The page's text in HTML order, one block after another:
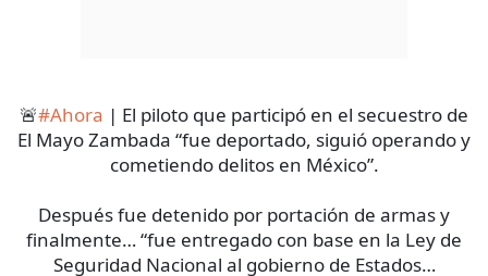
🚨#Ahora | El piloto que participó en el secuestro de
El Mayo Zambada “fue deportado, siguió operando y
cometiendo delitos en México”.
Después fue detenido por portación de armas y
finalmente… “fue entregado con base en la Ley de
Seguridad Nacional al gobierno de Estados…